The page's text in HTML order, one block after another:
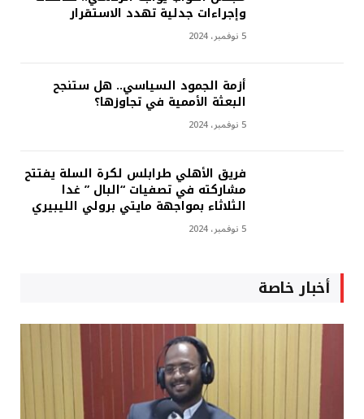
وإجراءات جدلية تهدد الاستقرار
5 نوفمبر، 2024
أزمة الجمود السياسي.. هل ستنجح
البعثة الأممية في تجاوزها؟
5 نوفمبر، 2024
فريق الأهلي طرابلس لكرة السلة يفتتح
مشاركته في تصفيات “البال ” غدا
الثلاثاء بمواجهة مايتي برولي الليبيري
5 نوفمبر، 2024
أخبار خاصة